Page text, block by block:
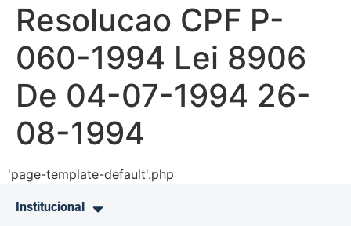
Resolucao CPF P-
060-1994 Lei 8906
De 04-07-1994 26-
08-1994
'page-template-default'.php
Institucional